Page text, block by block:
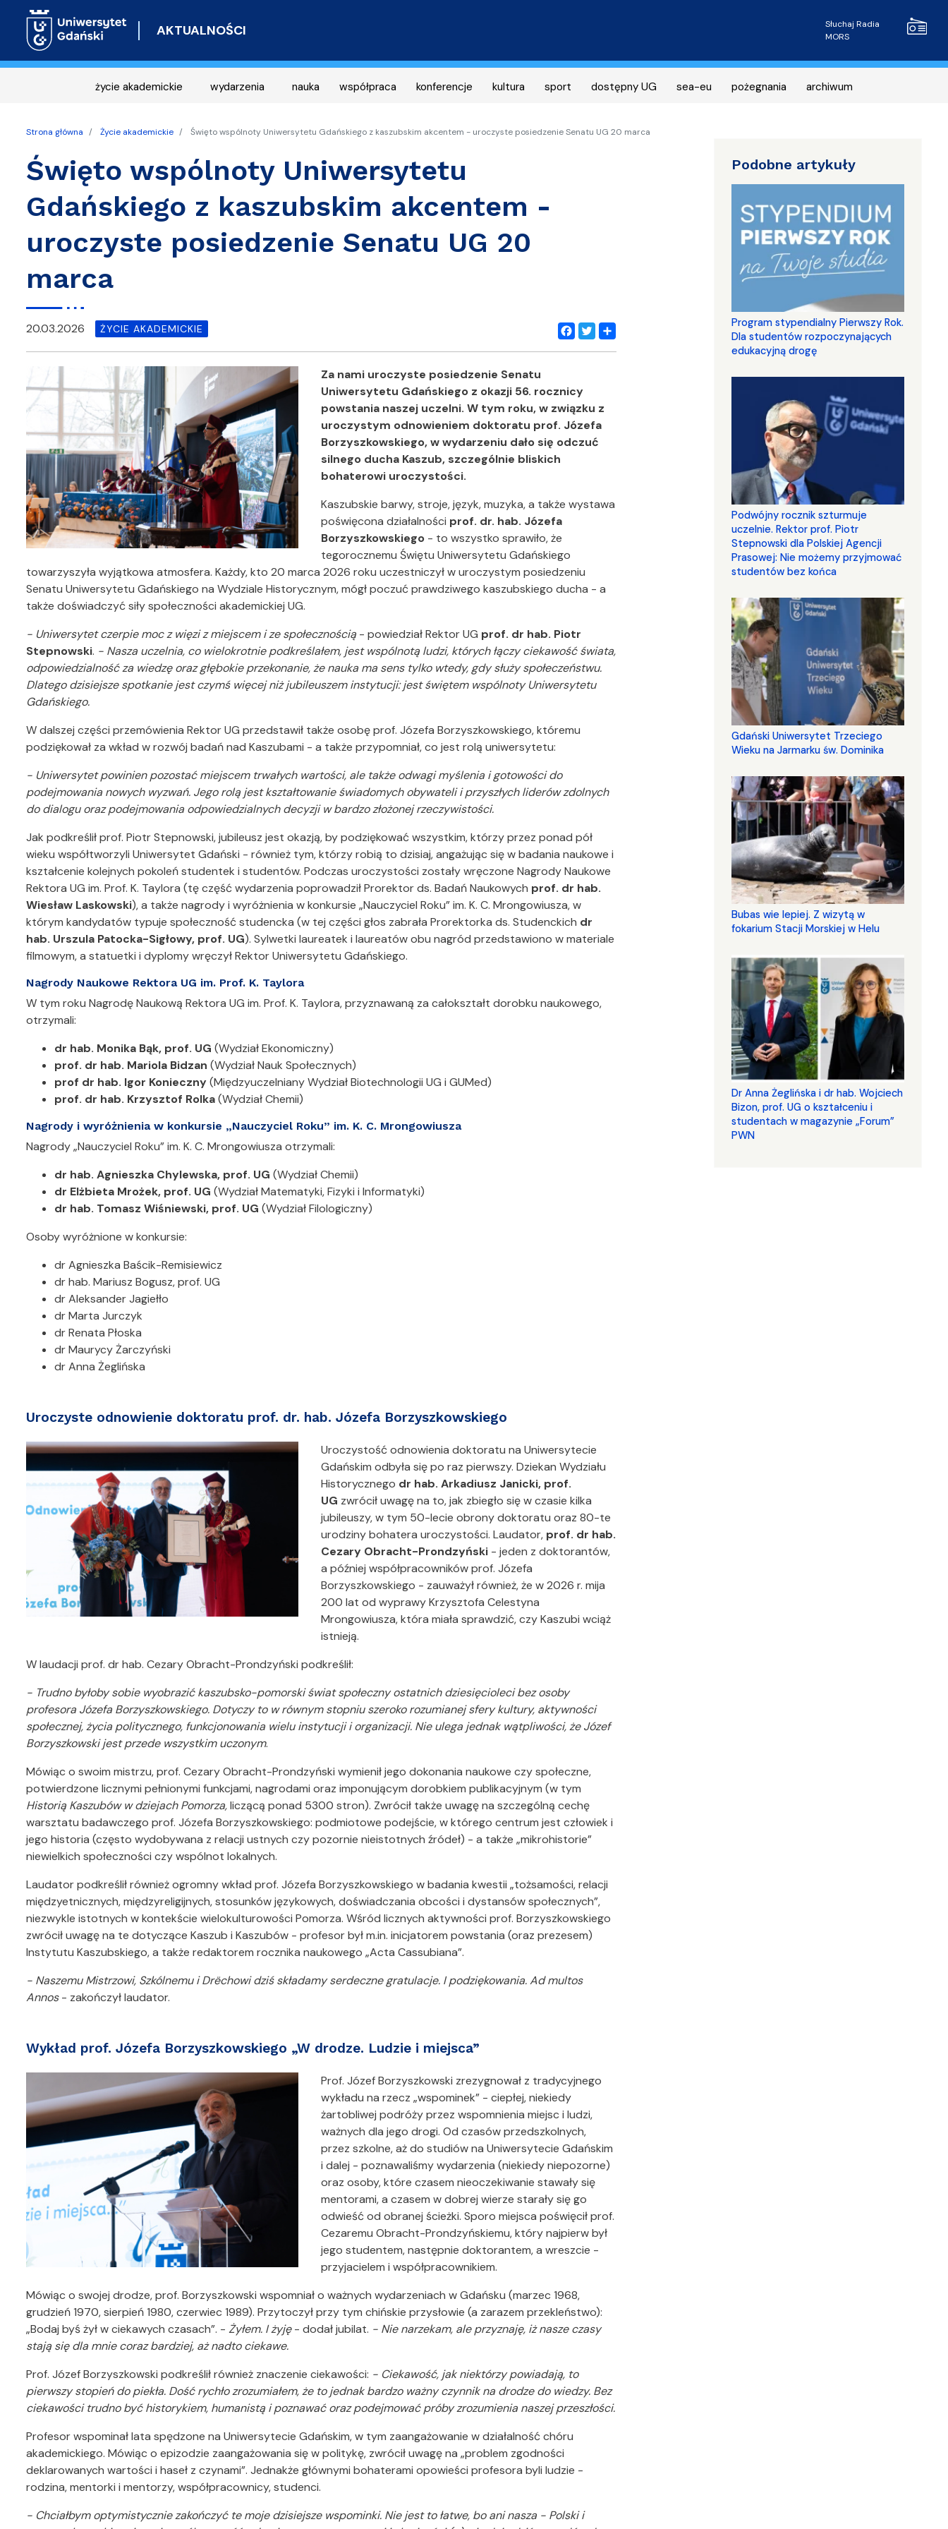
AKTUALNOŚCI Radio
Słuchaj Radia
MORS
życie akademickie wydarzenia nauka współpraca konferencje kultura sport dostępny UG sea-eu pożegnania archiwum
Strona główna Życie akademickie Święto wspólnoty Uniwersytetu Gdańskiego z kaszubskim akcentem - uroczyste posiedzenie Senatu UG 20 marca
Święto wspólnoty Uniwersytetu
Gdańskiego z kaszubskim akcentem -
uroczyste posiedzenie Senatu UG 20
marca
Facebook
Twitter
Share
20.03.2026 ŻYCIE AKADEMICKIE
Za nami uroczyste posiedzenie Senatu
Uniwersytetu Gdańskiego z okazji 56. rocznicy
powstania naszej uczelni. W tym roku, w związku z
uroczystym odnowieniem doktoratu prof. Józefa
Borzyszkowskiego, w wydarzeniu dało się odczuć
silnego ducha Kaszub, szczególnie bliskich
bohaterowi uroczystości.
Kaszubskie barwy, stroje, język, muzyka, a także wystawa
poświęcona działalności prof. dr. hab. Józefa
Borzyszkowskiego - to wszystko sprawiło, że
tegorocznemu Świętu Uniwersytetu Gdańskiego
towarzyszyła wyjątkowa atmosfera. Każdy, kto 20 marca 2026 roku uczestniczył w uroczystym posiedzeniu
Senatu Uniwersytetu Gdańskiego na Wydziale Historycznym,mógł poczuć prawdziwego kaszubskiego ducha - a
także doświadczyć siły społeczności akademickiej UG.
- Uniwersytet czerpie moc z więzi z miejscem i ze społecznością - powiedział Rektor UG prof. dr hab. Piotr
Stepnowski. - Nasza uczelnia, co wielokrotnie podkreślałem, jest wspólnotą ludzi, których łączy ciekawość świata,
odpowiedzialność za wiedzę oraz głębokie przekonanie, że nauka ma sens tylko wtedy, gdy służy społeczeństwu.
Dlatego dzisiejsze spotkanie jest czymś więcej niż jubileuszem instytucji: jest świętem wspólnoty Uniwersytetu
Gdańskiego.
W dalszej części przemówienia Rektor UG przedstawił także osobę prof. Józefa Borzyszkowskiego, któremu
podziękował za wkład w rozwój badań nad Kaszubami - a także przypomniał, co jest rolą uniwersytetu:
- Uniwersytet powinien pozostać miejscem trwałych wartości, ale także odwagi myślenia i gotowości do
podejmowania nowych wyzwań. Jego rolą jest kształtowanie świadomych obywateli i przyszłych liderów zdolnych
do dialogu oraz podejmowania odpowiedzialnych decyzji w bardzo złożonej rzeczywistości.
Jak podkreślił prof. Piotr Stepnowski, jubileusz jest okazją, by podziękować wszystkim, którzy przez ponad pół
wieku współtworzyli Uniwersytet Gdański - również tym, którzy robią to dzisiaj, angażując się w badania naukowe i
kształcenie kolejnych pokoleń studentek i studentów. Podczas uroczystości zostały wręczone Nagrody Naukowe
Rektora UG im. Prof. K. Taylora (tę część wydarzenia poprowadził Prorektor ds. Badań Naukowych prof. dr hab.
Wiesław Laskowski), a także nagrody i wyróżnienia w konkursie „Nauczyciel Roku” im. K. C. Mrongowiusza, w
którym kandydatów typuje społeczność studencka (w tej części głos zabrała Prorektorka ds. Studenckich dr
hab. Urszula Patocka-Sigłowy, prof. UG). Sylwetki laureatek i laureatów obu nagród przedstawiono w materiale
filmowym, a statuetki i dyplomy wręczył Rektor Uniwersytetu Gdańskiego.
Nagrody Naukowe Rektora UG im. Prof. K. Taylora
W tym roku Nagrodę Naukową Rektora UG im. Prof. K. Taylora, przyznawaną za całokształt dorobku naukowego,
otrzymali:
dr hab. Monika Bąk, prof. UG (Wydział Ekonomiczny)
prof. dr hab. Mariola Bidzan (Wydział Nauk Społecznych)
prof dr hab. Igor Konieczny(Międzyuczelniany Wydział Biotechnologii UG i GUMed)
prof. dr hab. Krzysztof Rolka(Wydział Chemii)
Nagrody i wyróżnienia w konkursie „Nauczyciel Roku” im. K. C. Mrongowiusza
Nagrody „Nauczyciel Roku” im. K. C. Mrongowiusza otrzymali:
dr hab. Agnieszka Chylewska, prof. UG (Wydział Chemii)
dr Elżbieta Mrożek, prof. UG (Wydział Matematyki, Fizyki i Informatyki)
dr hab. Tomasz Wiśniewski, prof. UG (Wydział Filologiczny)
Osoby wyróżnione w konkursie:
dr Agnieszka Baścik-Remisiewicz
dr hab. Mariusz Bogusz, prof. UG
dr Aleksander Jagiełło
dr Marta Jurczyk
dr Renata Płoska
dr Maurycy Żarczyński
dr Anna Żeglińska
Uroczyste odnowienie doktoratu prof. dr. hab. Józefa Borzyszkowskiego
Uroczystość odnowienia doktoratu na Uniwersytecie
Gdańskim odbyła się po raz pierwszy. Dziekan Wydziału
Historycznego dr hab. Arkadiusz Janicki, prof.
UG zwrócił uwagę na to, jak zbiegło się w czasie kilka
jubileuszy, w tym 50-lecie obrony doktoratu oraz 80-te
urodziny bohatera uroczystości. Laudator, prof. dr hab.
Cezary Obracht-Prondzyński - jeden z doktorantów,
a później współpracowników prof. Józefa
Borzyszkowskiego - zauważył również, że w 2026 r. mija
200 lat od wyprawy Krzysztofa Celestyna
Mrongowiusza, która miała sprawdzić, czy Kaszubi wciąż
istnieją.
W laudacji prof. dr hab. Cezary Obracht-Prondzyński podkreślił:
- Trudno byłoby sobie wyobrazić kaszubsko-pomorski świat społeczny ostatnich dziesięcioleci bez osoby
profesora Józefa Borzyszkowskiego. Dotyczy to w równym stopniu szeroko rozumianej sfery kultury, aktywności
społecznej, życia politycznego, funkcjonowania wielu instytucji i organizacji. Nie ulega jednak wątpliwości, że Józef
Borzyszkowski jest przede wszystkim uczonym.
Mówiąc o swoim mistrzu, prof. Cezary Obracht-Prondzyński wymienił jego dokonania naukowe czy społeczne,
potwierdzone licznymi pełnionymi funkcjami, nagrodami oraz imponującym dorobkiem publikacyjnym (w tym
Historią Kaszubów w dziejach Pomorza,liczącą ponad 5300 stron). Zwrócił także uwagę na szczególną cechę
warsztatu badawczego prof. Józefa Borzyszkowskiego: podmiotowe podejście, w którego centrum jest człowiek i
jego historia (często wydobywana z relacji ustnych czy pozornie nieistotnych źródeł) - a także „mikrohistorie”
niewielkich społeczności czy wspólnot lokalnych.
Laudator podkreślił również ogromny wkład prof. Józefa Borzyszkowskiego w badania kwestii „tożsamości, relacji
międzyetnicznych, międzyreligijnych, stosunków językowych, doświadczania obcości i dystansów społecznych”,
niezwykle istotnych w kontekście wielokulturowości Pomorza. Wśród licznych aktywności prof. Borzyszkowskiego
zwrócił uwagę na te dotyczące Kaszub i Kaszubów - profesor był m.in. inicjatorem powstania (oraz prezesem)
Instytutu Kaszubskiego, a także redaktorem rocznika naukowego „Acta Cassubiana”.
- Naszemu Mistrzowi, Szkólnemu i Drëchowi dziś składamy serdeczne gratulacje. I podziękowania. Ad multos
Annos- zakończył laudator.
Wykład prof. Józefa Borzyszkowskiego „W drodze. Ludzie i miejsca”
Prof. Józef Borzyszkowski zrezygnował z tradycyjnego
wykładu na rzecz „wspominek” - ciepłej, niekiedy
żartobliwej podróży przez wspomnienia miejsc i ludzi,
ważnych dla jego drogi. Od czasów przedszkolnych,
przez szkolne, aż do studiów na Uniwersytecie Gdańskim
i dalej - poznawaliśmy wydarzenia (niekiedy niepozorne)
oraz osoby, które czasem nieoczekiwanie stawały się
mentorami, a czasem w dobrej wierze starały się go
odwieść od obranej ścieżki. Sporo miejsca poświęcił prof.
Cezaremu Obracht-Prondzyńskiemu, który najpierw był
jego studentem, następnie doktorantem, a wreszcie -
przyjacielem i współpracownikiem.
Mówiąc o swojej drodze, prof. Borzyszkowski wspomniał o ważnych wydarzeniach w Gdańsku (marzec 1968,
grudzień 1970, sierpień 1980, czerwiec 1989). Przytoczył przy tym chińskie przysłowie (a zarazem przekleństwo):
„Bodaj byś żył w ciekawych czasach”. - Żyłem. I żyję- dodał jubilat. - Nie narzekam, ale przyznaję, iż nasze czasy
stają się dla mnie coraz bardziej, aż nadto ciekawe.
Prof. Józef Borzyszkowski podkreślił również znaczenie ciekawości: - Ciekawość, jak niektórzy powiadają, to
pierwszy stopień do piekła. Dość rychło zrozumiałem, że to jednak bardzo ważny czynnik na drodze do wiedzy. Bez
ciekawości trudno być historykiem, humanistą i poznawać oraz podejmować próby zrozumienia naszej przeszłości.
Profesor wspominał lata spędzone na Uniwersytecie Gdańskim, w tym zaangażowanie w działalność chóru
akademickiego. Mówiąc o epizodzie zaangażowania się w politykę, zwrócił uwagę na „problem zgodności
deklarowanych wartości i haseł z czynami”. Jednakże głównymi bohaterami opowieści profesora byli ludzie -
rodzina, mentorki i mentorzy, współpracownicy, studenci.
- Chciałbym optymistycznie zakończyć te moje dzisiejsze wspominki. Nie jest to łatwe, bo ani nasza - Polski i
Podobne artykuły
Program stypendialny Pierwszy Rok.
Dla studentów rozpoczynających
edukacyjną drogę
Podwójny rocznik szturmuje
uczelnie. Rektor prof. Piotr
Stepnowski dla Polskiej Agencji
Prasowej: Nie możemy przyjmować
studentów bez końca
Gdański Uniwersytet Trzeciego
Wieku na Jarmarku św. Dominika
Bubas wie lepiej. Z wizytą w
fokarium Stacji Morskiej w Helu
​​​​​​​Dr Anna Żeglińska i dr hab. Wojciech
Bizon, prof. UG o kształceniu i
studentach w magazynie „Forum”
PWN